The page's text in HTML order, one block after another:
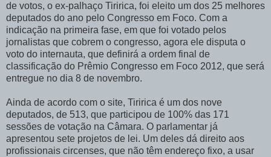
de votos, o ex-palhaço Tiririca, foi eleito um dos 25 melhores
deputados do ano pelo Congresso em Foco. Com a
indicação na primeira fase, em que foi votado pelos
jornalistas que cobrem o congresso, agora ele disputa o
voto do internauta, que definirá a ordem final de
classificação do Prêmio Congresso em Foco 2012, que será
entregue no dia 8 de novembro.
Ainda de acordo com o site, Tiririca é um dos nove
deputados, de 513, que participou de 100% das 171
sessões de votação na Câmara. O parlamentar já
apresentou sete projetos de lei. Um deles dá direito aos
profissionais circenses, que não têm endereço fixo, a usar